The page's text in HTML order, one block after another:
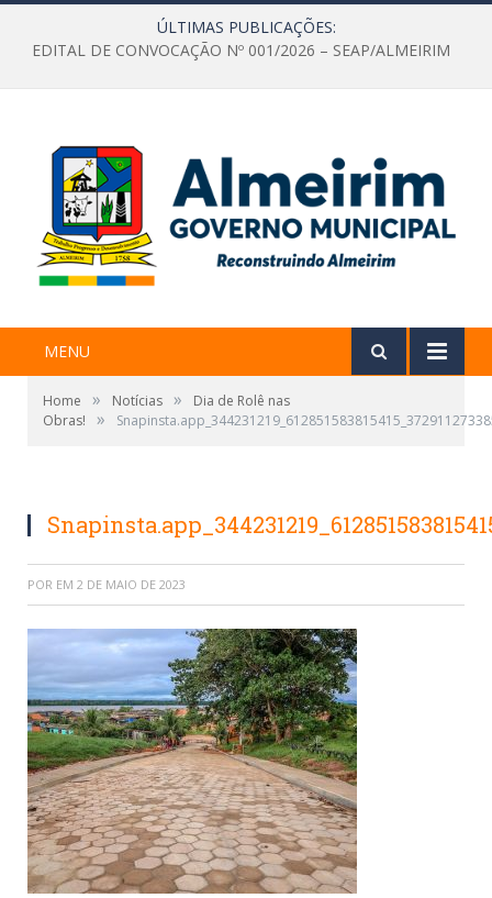
ÚLTIMAS PUBLICAÇÕES:
EDITAL DE CONVOCAÇÃO Nº 001/2026 – SEAP/ALMEIRIM
MENU
Home » Notícias »
Dia de Rolê nas
Obras!
»
POR EM 2 DE MAIO DE 2023